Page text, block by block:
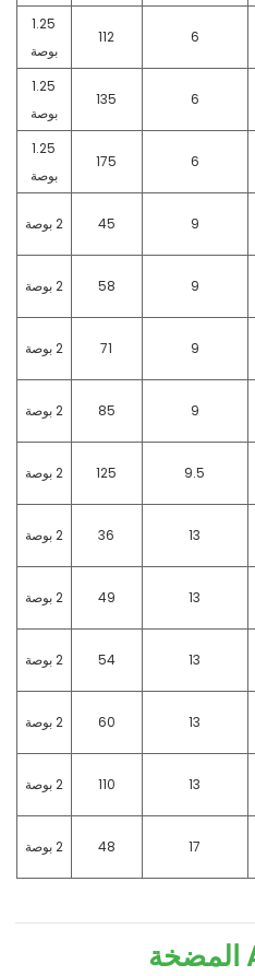
6
112
1.25
بوصة
6
135
1.25
بوصة
6
175
1.25
بوصة
9
45 2 بوصة
9
58 2 بوصة
9
71 2 بوصة
9
85 2 بوصة
9.5
125 2 بوصة
13
36 2 بوصة
13
49 2 بوصة
13
54 2 بوصة
13
60 2 بوصة
13
110 2 بوصة
17
48 2 بوصة
4 بوصة AC / DC المضخة